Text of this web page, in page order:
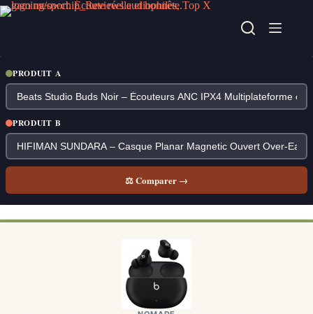
Passer
au
PRODUIT A
PRODUIT B
⚖ Comparer →